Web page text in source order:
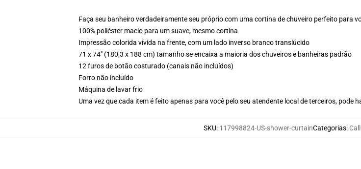
Faça seu banheiro verdadeiramente seu próprio com uma cortina de chuveiro perfeito para
100% poliéster macio para um suave, mesmo cortina
Impressão colorida vívida na frente, com um lado inverso branco translúcido
71 x 74" (180,3 x 188 cm) tamanho se encaixa a maioria dos chuveiros e banheiras padrão
12 furos de botão costurado (canais não incluídos)
Forro não incluído
Máquina de lavar frio
Uma vez que cada item é feito apenas para você pelo seu atendente local de terceiros, pode
SKU: 117998824-US-shower-curtainCategorias: